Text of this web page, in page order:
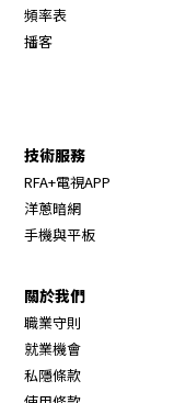
頻率表
播客
技術服務
RFA+電視APP
洋蔥暗網
手機與平板
關於我們
職業守則
就業機會
私隱條款